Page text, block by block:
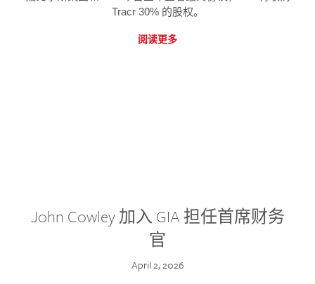
Tracr 30% 的股权。
阅读更多
John Cowley 加入 GIA 担任首席财务
官
April 2, 2026